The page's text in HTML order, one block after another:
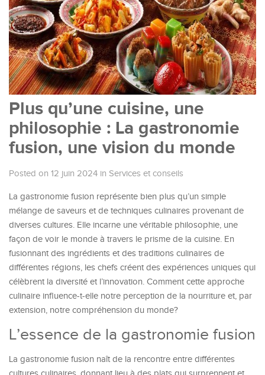
Plus qu’une cuisine, une
philosophie : La gastronomie
fusion, une vision du monde
Posted on 12 juin 2024 in Services et conseils
La gastronomie fusion représente bien plus qu’un simple
mélange de saveurs et de techniques culinaires provenant de
diverses cultures. Elle incarne une véritable philosophie, une
façon de voir le monde à travers le prisme de la cuisine. En
fusionnant des ingrédients et des traditions culinaires de
différentes régions, les chefs créent des expériences uniques qui
célèbrent la diversité et l’innovation. Comment cette approche
culinaire influence-t-elle notre perception de la nourriture et, par
extension, notre compréhension du monde?
L’essence de la gastronomie fusion
La gastronomie fusion naît de la rencontre entre différentes